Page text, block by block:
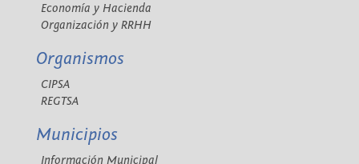
Economía y Hacienda
Organización y RRHH
Organismos
CIPSA
REGTSA
Municipios
Información Municipal